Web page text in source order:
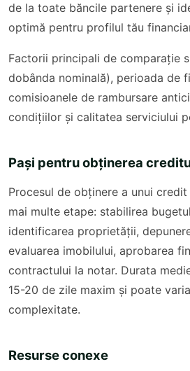
de la toate băncile partenere și
optimă pentru profilul tău
Factorii principali de comparație
dobânda nominală), perioada de
comisioanele de rambursare
condițiilor și calitatea serviciului
Pași pentru obținerea
Procesul de obținere a unui
mai multe etape: stabilirea
identificarea proprietății,
evaluarea imobilului, aprobarea
contractului la notar. Durata
15-20 de zile maxim și poate
complexitate.
Resurse conexe